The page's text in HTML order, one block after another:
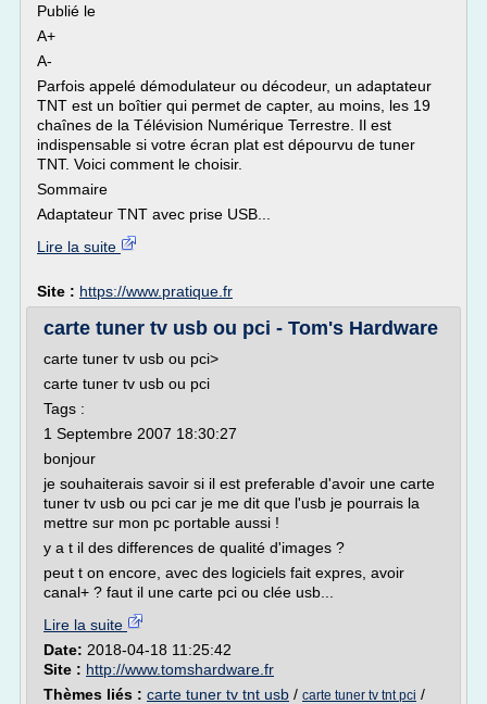
Publié le
A+
A-
Parfois appelé démodulateur ou décodeur, un adaptateur
TNT est un boîtier qui permet de capter, au moins, les 19
chaînes de la Télévision Numérique Terrestre. Il est
indispensable si votre écran plat est dépourvu de tuner
TNT. Voici comment le choisir.
Sommaire
Adaptateur TNT avec prise USB...
Lire la suite
Site : https://www.pratique.fr
carte tuner tv usb ou pci - Tom's Hardware
carte tuner tv usb ou pci>
carte tuner tv usb ou pci
Tags :
1 Septembre 2007 18:30:27
bonjour
je souhaiterais savoir si il est preferable d'avoir une carte
tuner tv usb ou pci car je me dit que l'usb je pourrais la
mettre sur mon pc portable aussi !
y a t il des differences de qualité d'images ?
peut t on encore, avec des logiciels fait expres, avoir
canal+ ? faut il une carte pci ou clée usb...
Lire la suite
Date: 2018-04-18 11:25:42
Site : http://www.tomshardware.fr
Thèmes liés : carte tuner tv tnt usb / carte tuner tv tnt pci /